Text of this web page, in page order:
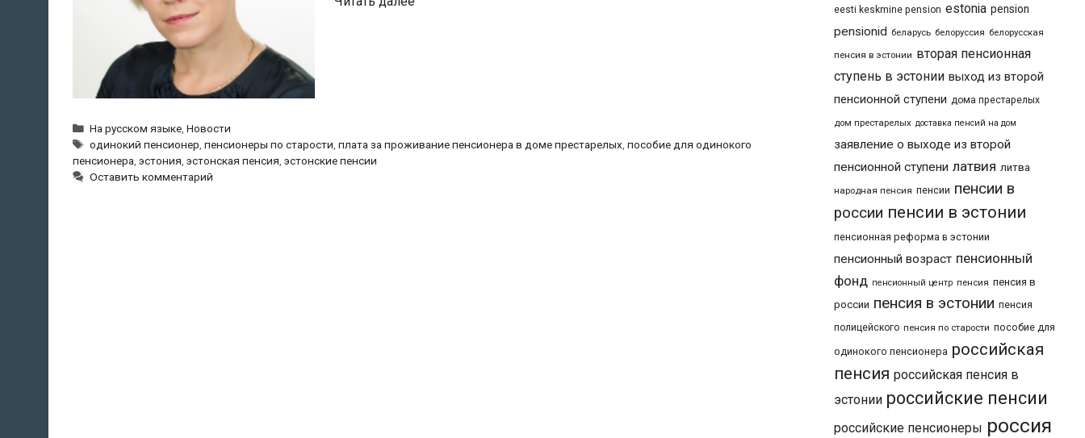
Рубрики
На русском языке ,Новости
Метки
одинокий пенсионер ,пенсионеры по старости ,плата за проживание пенсионера в доме престарелых ,пособие для одинокого
пенсионера эстония эстонская пенсия эстонские пенсии
Оставить комментарий
eesti keskmine pension estonia pension
pensionid беларусь белоруссия белорусская
пенсия в эстонии вторая пенсионная
ступень в эстонии выход из второй
пенсионной ступени дома престарелых
дом престарелых доставка пенсий на дом
заявление о выходе из второй
пенсионной ступени латвия литва
народная пенсия пенсии пенсии в
россии пенсии в эстонии
пенсионная реформа в эстонии
пенсионный возраст пенсионный
фонд пенсионный центр пенсия пенсия в
россии пенсия в эстонии пенсия
полицейского пенсия по старости пособие для
одинокого пенсионера российская
пенсия российская пенсия в
эстонии российские пенсии
российские пенсионеры россия